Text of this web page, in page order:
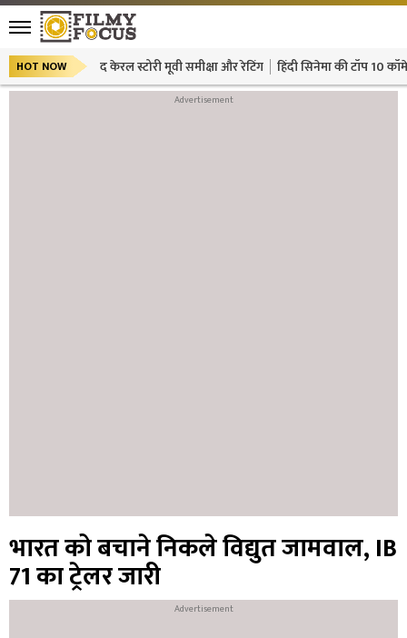
HOT NOW द केरल स्टोरी मूवी समीक्षा और रेटिंग हिंदी सिनेमा की टॉप 10
भारत को बचाने निकले विद्युत जामवाल, IB
71 का ट्रेलर जारी